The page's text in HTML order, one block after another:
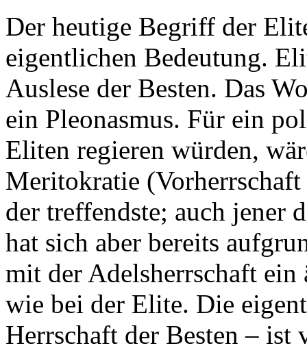
Der heutige Begriff der
eigentlichen Bedeutung.
Auslese der Besten. Das
ein Pleonasmus. Für ein
Eliten regieren würden,
Meritokratie (Vorherrschaft
der treffendste; auch jener
hat sich aber bereits
mit der Adelsherrschaft
wie bei der Elite. Die
Herrschaft der Besten – ist